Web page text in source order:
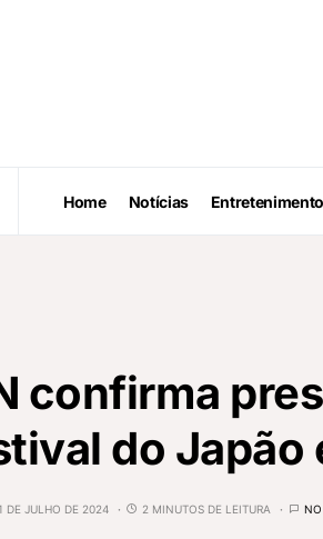
Home Notícias
confirma
do Japão
DE JULHO DE 2024 2 MINUTOS DE LEITURA